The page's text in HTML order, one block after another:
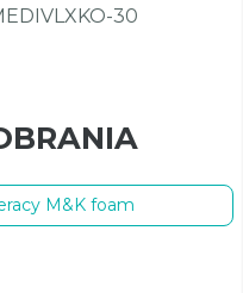
30
M&K foam